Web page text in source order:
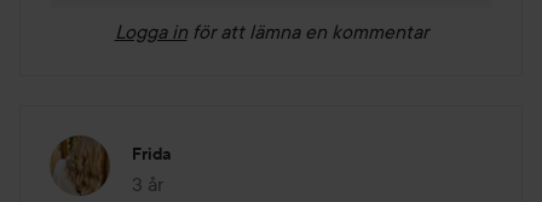
Logga in för att lämna en kommentar
Frida
3 år
Inlägget skapades 3 år